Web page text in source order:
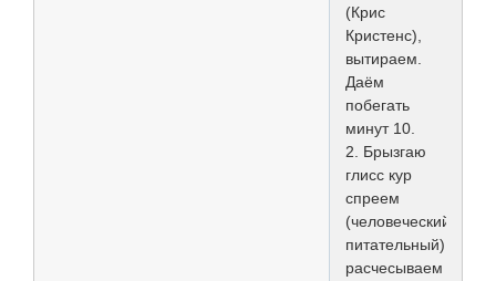
(Крис
Кристенс),
вытираем.
Даём
побегать
минут 10.
2. Брызгаю
глисс кур
спреем
(человеческий,
питательный),
расчесываем